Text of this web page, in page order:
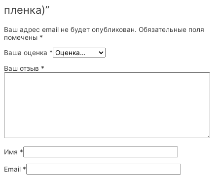
пленка)”
Ваш адрес email не будет опубликован. Обязательные поля
помечены *
Ваша оценка *
Ваш отзыв *
Имя *
Email *